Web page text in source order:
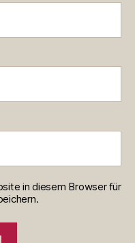
in diesem Browser für